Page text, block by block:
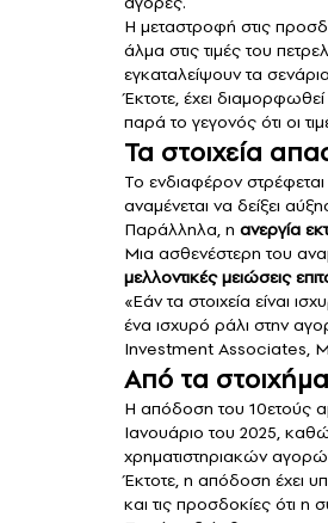
Η μεταστροφή στις
άλμα στις τιμές του
εγκαταλείψουν τα
Έκτοτε, έχει διαμορφωθεί
παρά το γεγονός ότι οι
Τα στοιχεία
Το ενδιαφέρον
αναμένεται να δείξει
Παράλληλα, η ανεργία
Μια ασθενέστερη του
μελλοντικές μειώσεις
«Εάν τα στοιχεία είναι
ένα ισχυρό ράλι στην
Investment Associates,
Από τα
Η απόδοση του 10ετούς
Ιανουάριο του 2025,
χρηματιστηριακών
Έκτοτε, η απόδοση έχει
και τις προσδοκίες ότι